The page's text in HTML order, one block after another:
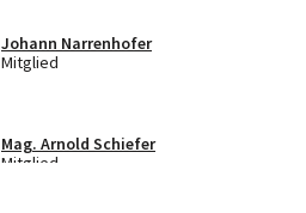
Johann Narrenhofer
Mitglied
Mag. Arnold Schiefer
Mitglied